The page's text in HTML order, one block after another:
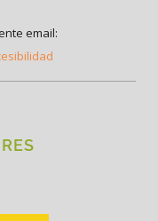
email: